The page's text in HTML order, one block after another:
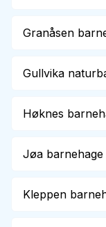
Granåsen
Gullvika
Høknes
Jøa barnehage
Kleppen